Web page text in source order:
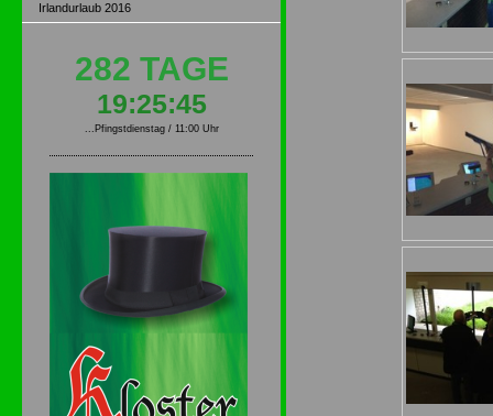
Irlandurlaub 2016
282 TAGE
19:25:45
...Pfingstdienstag / 11:00 Uhr